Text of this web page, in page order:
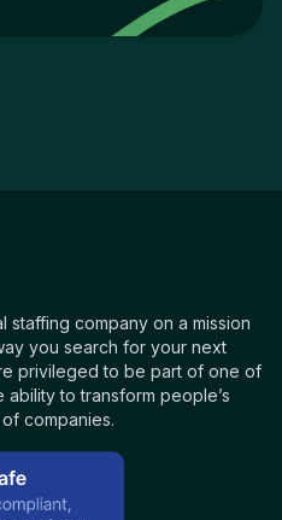
staffing company on a mission
you search for your next
privileged to be part of one of
to transform people’s
companies.